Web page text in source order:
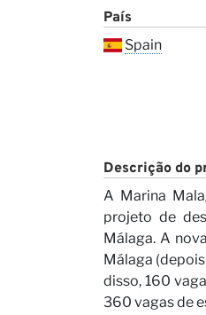
País
Spain
Descrição do
A Marina
projeto de
Málaga. A
Málaga
disso, 160
360 vagas de